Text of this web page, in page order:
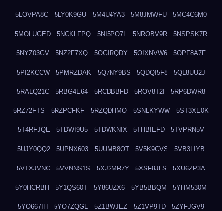
5LOVPA8C 5LY0K9GU 5M4U4YA3 5M8JMWFU 5MC4C6M0
5MOLUGED 5NCKLFPQ 5NI5PO7L 5NROBV9R 5NSPSK7R
5NYZ03GV 5NZ2F7XQ 5OGIRQDY 5OIXNVW6 5OPF8A7F
5PI2KCCW 5PMRZDAK 5Q7NY9BS 5QDQI5F8 5QL8UU2J
5RALQ21C 5RBG4E64 5RCDBBFD 5ROV8T2I 5RP6DWR8
5RZ72FTS 5RZPCFKF 5RZQDHMO 5SNLKYWW 5ST3XE0K
5T4RFJQE 5TDWI9U5 5TDWKNIX 5THBIEFD 5TVPRN5V
5UJY0QQ2 5UPNX603 5UUMB8OT 5V5K9CVS 5VB3LIYB
5VTXJVNC 5VVNNS1S 5XJ2MR7Y 5XSF9JLS 5XU6ZP3A
5Y0HCRBH 5Y1QS60T 5Y86UZX6 5YB5BBQM 5YHM530M
5YO667IH 5YO7ZQGL 5Z1BWJEZ 5Z1VP9TD 5ZYFJGV9